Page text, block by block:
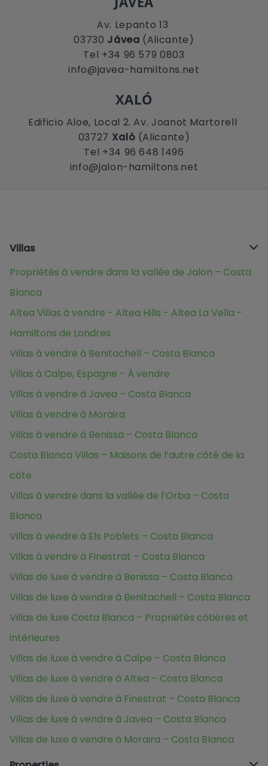
Av. Lepanto 13
03730 Jávea (Alicante)
Tel +34 96 579 0803
info@javea-hamiltons.net
XALÓ
Edificio Aloe, Local 2. Av. Joanot Martorell
03727 Xaló (Alicante)
Tel +34 96 648 1496
info@jalon-hamiltons.net
Villas
Propriétés à vendre dans la vallée de Jalon – Costa
Blanca
Altea Villas à vendre - Altea Hills - Altea La Vella -
Hamiltons de Londres
Villas à vendre à Benitachell – Costa Blanca
Villas à Calpe, Espagne - À vendre
Villas à vendre à Javea – Costa Blanca
Villas à vendre à Moraira
Villas à vendre à Benissa – Costa Blanca
Costa Blanca Villas – Maisons de l’autre côté de la
côte
Villas à vendre dans la vallée de l’Orba – Costa
Blanca
Villas à vendre à Els Poblets – Costa Blanca
Villas à vendre à Finestrat – Costa Blanca
Villas de luxe à vendre à Benissa – Costa Blanca
Villas de luxe à vendre à Benitachell – Costa Blanca
Villas de luxe Costa Blanca – Propriétés côtières et
intérieures
Villas de luxe à vendre à Calpe – Costa Blanca
Villas de luxe à vendre à Altea – Costa Blanca
Villas de luxe à vendre à Finestrat – Costa Blanca
Villas de luxe à vendre à Javea – Costa Blanca
Villas de luxe à vendre à Moraira – Costa Blanca